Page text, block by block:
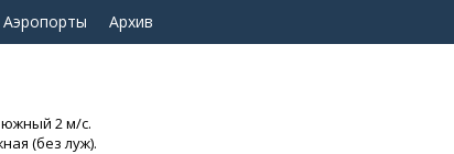
Аэропорты Архив
южный 2 м/с.
(без луж).